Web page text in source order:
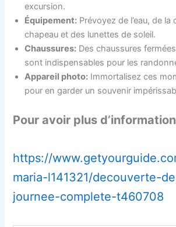
excursion.
Équipement: Prévoyez de l’eau, de la
chapeau et des lunettes de soleil.
Chaussures: Des chaussures
sont indispensables pour les
Appareil photo: Immortalisez ces
pour en garder un souvenir
Pour avoir plus
https://
maria-l141321/decouverte-
journee-complete-t460708